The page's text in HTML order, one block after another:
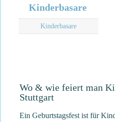
Kinderbasare
Kinderbasare
Wo & wie feiert man
Stuttgart
Ein Geburtstagsfest ist für